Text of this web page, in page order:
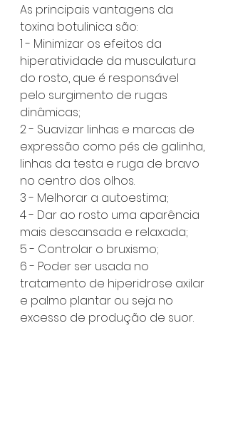
As principais vantagens da
toxina botulinica são:
1 - Minimizar os efeitos da
hiperatividade da musculatura
do rosto, que é responsável
pelo surgimento de rugas
dinâmicas;
2 - Suavizar linhas e marcas de
expressão como pés de galinha,
linhas da testa e ruga de bravo
no centro dos olhos.
3 - Melhorar a autoestima;
4 - Dar ao rosto uma aparência
mais descansada e relaxada;
5 - Controlar o bruxismo;
6 - Poder ser usada no
tratamento de hiperidrose axilar
e palmo plantar ou seja no
excesso de produção de suor.